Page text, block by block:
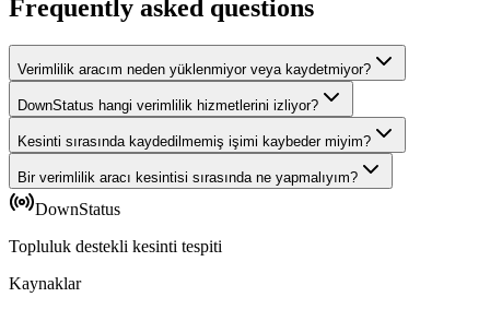
Frequently asked questions
Verimlilik aracım neden yüklenmiyor veya kaydetmiyor?
DownStatus hangi verimlilik hizmetlerini izliyor?
Kesinti sırasında kaydedilmemiş işimi kaybeder miyim?
Bir verimlilik aracı kesintisi sırasında ne yapmalıyım?
DownStatus
Topluluk destekli kesinti tespiti
Kaynaklar